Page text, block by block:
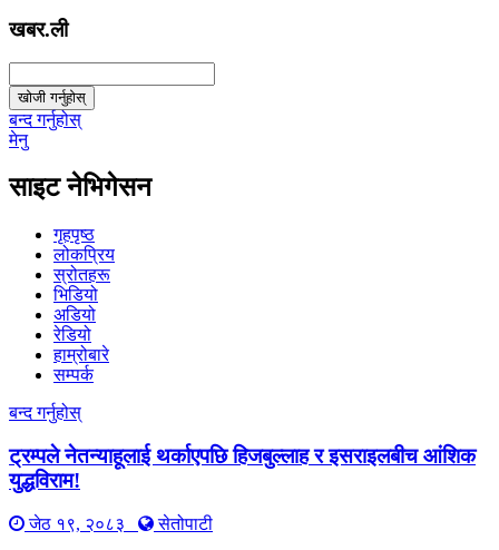
खबर.ली
खोजी गर्नुहोस्
बन्द गर्नुहोस्
मेनु
साइट नेभिगेसन
गृहपृष्ठ
लोकप्रिय
स्रोतहरू
भिडियो
अडियो
रेडियो
हाम्रोबारे
सम्पर्क
बन्द गर्नुहोस्
ट्रम्पले नेतन्याहूलाई थर्काएपछि हिजबुल्लाह र इसराइलबीच आंशिक
युद्धविराम!
जेठ १९, २०८३
सेतोपाटी